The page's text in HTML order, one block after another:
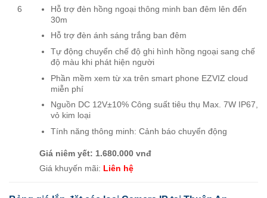
6
Hỗ trợ đèn hồng ngoại thông minh ban đêm lên đến
30m
Hỗ trợ đèn ánh sáng trắng ban đêm
Tự động chuyển chế độ ghi hình hồng ngoại sang chế
độ màu khi phát hiện người
Phần mềm xem từ xa trên smart phone EZVIZ cloud
miễn phí
Nguồn DC 12V±10% Công suất tiêu thụ Max. 7W IP67,
vỏ kim loại
Tính năng thông minh: Cảnh báo chuyển động
Giá niêm yết: 1.680.000 vnđ
Giá khuyến mãi: Liên hệ